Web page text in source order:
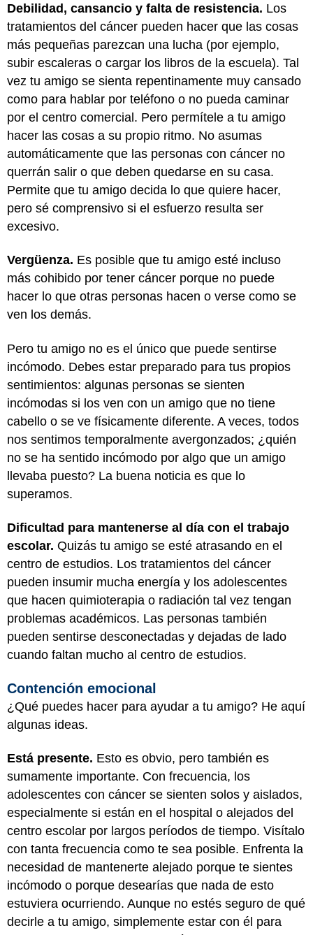
Debilidad, cansancio y falta de resistencia. Los
tratamientos del cáncer pueden hacer que las cosas
más pequeñas parezcan una lucha (por ejemplo,
subir escaleras o cargar los libros de la escuela). Tal
vez tu amigo se sienta repentinamente muy cansado
como para hablar por teléfono o no pueda caminar
por el centro comercial. Pero permítele a tu amigo
hacer las cosas a su propio ritmo. No asumas
automáticamente que las personas con cáncer no
querrán salir o que deben quedarse en su casa.
Permite que tu amigo decida lo que quiere hacer,
pero sé comprensivo si el esfuerzo resulta ser
excesivo.
Vergüenza. Es posible que tu amigo esté incluso
más cohibido por tener cáncer porque no puede
hacer lo que otras personas hacen o verse como se
ven los demás.
Pero tu amigo no es el único que puede sentirse
incómodo. Debes estar preparado para tus propios
sentimientos: algunas personas se sienten
incómodas si los ven con un amigo que no tiene
cabello o se ve físicamente diferente. A veces, todos
nos sentimos temporalmente avergonzados; ¿quién
no se ha sentido incómodo por algo que un amigo
llevaba puesto? La buena noticia es que lo
superamos.
Dificultad para mantenerse al día con el trabajo
escolar. Quizás tu amigo se esté atrasando en el
centro de estudios. Los tratamientos del cáncer
pueden insumir mucha energía y los adolescentes
que hacen quimioterapia o radiación tal vez tengan
problemas académicos. Las personas también
pueden sentirse desconectadas y dejadas de lado
cuando faltan mucho al centro de estudios.
Contención emocional
¿Qué puedes hacer para ayudar a tu amigo? He aquí
algunas ideas.
Está presente. Esto es obvio, pero también es
sumamente importante. Con frecuencia, los
adolescentes con cáncer se sienten solos y aislados,
especialmente si están en el hospital o alejados del
centro escolar por largos períodos de tiempo. Visítalo
con tanta frecuencia como te sea posible. Enfrenta la
necesidad de mantenerte alejado porque te sientes
incómodo o porque desearías que nada de esto
estuviera ocurriendo. Aunque no estés seguro de qué
decirle a tu amigo, simplemente estar con él para